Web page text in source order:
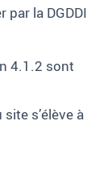
par la DGDDI
4.1.2 sont
s’élève à